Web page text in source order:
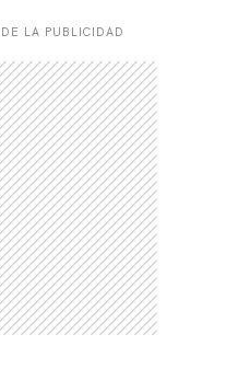
LA PUBLICIDAD